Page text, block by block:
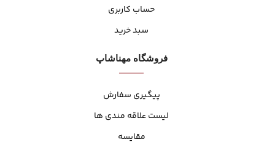
حساب کاربری
سبد خرید
فروشگاه مهنا‌شاپ
پیگیری سفارش
لیست علاقه مندی ها
مقایسه